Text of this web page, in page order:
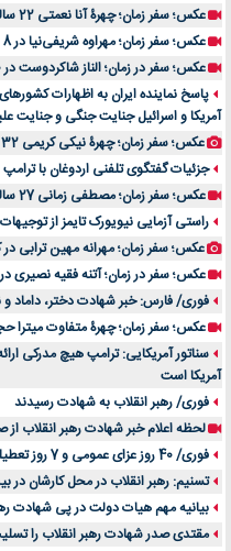
عکس؛ سفر زمان؛ چهرۀ آنا نعمتی 22 ساله در دومین فیلمش؛ سال 78
عکس؛ سفر زمان؛ مهراوه شریفی‌نیا در 8 سالگی در اولین فیلمش؛ دهۀ 60
عکس؛ سفر در زمان؛ الناز شاکردوست در 20 سالگی و در سومین فیلم اش؛ سال 83
پاسخ نماینده ایران به اظهارات
آمریکا و اسرائیل جنایت جنگی و جنایت
عکس؛ سفر زمان؛ چهرۀ نیکی کریمی 32 ساله در باج خور؛ سال 82
جزئیات گفتگوی تلفنی اردوغان با ترامپ
عکس؛ سفر زمان؛ مصطفی زمانی 27 ساله در چهارمین فیلمش در کنار هنگامه حمیدزاده؛
راستی آزمایی نیویورک تایمز از
عکس؛ سفر زمان؛ مهرانه مهین ترابی در
عکس؛ سفر در زمان؛ آتنه فقیه نصیری در 23 سالگی و در دومین فیلم اش؛ سال 70
فوری/ فارس: خبر شهادت دختر، داماد و
عکس؛ سفر زمان؛ چهرۀ متفاوت میترا حجار در 38 سالگی در
سناتور آمریکایی: ترامپ هیچ مدرکی
آمریکا است
فوری/ رهبر انقلاب به شهادت رسیدند
لحظه اعلام خبر شهادت رهبر انقلاب از
فوری/ 40 روز عزای عمومی و 7 روز تعطیلی عمومی در ایران اعلام شد
تسنیم: رهبر انقلاب در محل کارشان
بیانیه مهم هیات دولت در پی شهادت
مقتدی صدر شهادت رهبر انقلاب را